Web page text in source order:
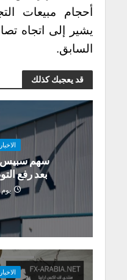
يشير إلى اتجاه
السابق.
قد يعجبك كذلك
بعد رفع